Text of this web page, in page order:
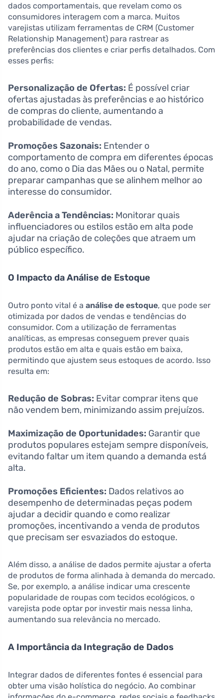
dados comportamentais, que revelam como os
consumidores interagem com a marca. Muitos
varejistas utilizam ferramentas de CRM (Customer
Relationship Management) para rastrear as
preferências dos clientes e criar perfis detalhados. Com
esses perfis:
Personalização de Ofertas: É possível criar
ofertas ajustadas às preferências e ao histórico
de compras do cliente, aumentando a
probabilidade de vendas.
Promoções Sazonais: Entender o
comportamento de compra em diferentes épocas
do ano, como o Dia das Mães ou o Natal, permite
preparar campanhas que se alinhem melhor ao
interesse do consumidor.
Aderência a Tendências: Monitorar quais
influenciadores ou estilos estão em alta pode
ajudar na criação de coleções que atraem um
público específico.
O Impacto da Análise de Estoque
Outro ponto vital é a análise de estoque, que pode ser
otimizada por dados de vendas e tendências do
consumidor. Com a utilização de ferramentas
analíticas, as empresas conseguem prever quais
produtos estão em alta e quais estão em baixa,
permitindo que ajustem seus estoques de acordo. Isso
resulta em:
Redução de Sobras: Evitar comprar itens que
não vendem bem, minimizando assim prejuízos.
Maximização de Oportunidades: Garantir que
produtos populares estejam sempre disponíveis,
evitando faltar um item quando a demanda está
alta.
Promoções Eficientes: Dados relativos ao
desempenho de determinadas peças podem
ajudar a decidir quando e como realizar
promoções, incentivando a venda de produtos
que precisam ser esvaziados do estoque.
Além disso, a análise de dados permite ajustar a oferta
de produtos de forma alinhada à demanda do mercado.
Se, por exemplo, a análise indicar uma crescente
popularidade de roupas com tecidos ecológicos, o
varejista pode optar por investir mais nessa linha,
aumentando sua relevância no mercado.
A Importância da Integração de Dados
Integrar dados de diferentes fontes é essencial para
obter uma visão holística do negócio. Ao combinar